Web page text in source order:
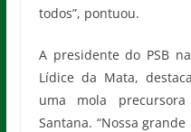
todos”, pontuou.
A presidente do PSB
Lídice da Mata,
uma mola
Santana. “Nossa